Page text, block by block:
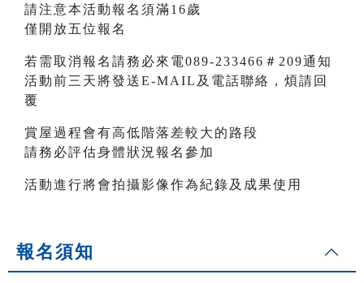
請注意本活動報名須滿16歲
僅開放五位報名
若需取消報名請務必來電089-233466＃209通知
活動前三天將發送E-MAIL及電話聯絡，煩請回
覆
賞屋過程會有高低階落差較大的路段
請務必評估身體狀況報名參加
活動進行將會拍攝影像作為紀錄及成果使用
報名須知